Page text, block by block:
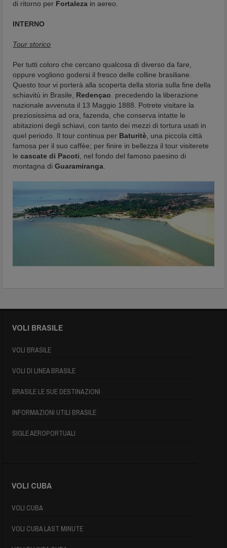
di ritorno per Fortaleza in aereo.
INTERNO
Tour storico
Per tutti coloro che cercano qualcosa di diverso da fare,
oppure vogliono godersi il fresco delle colline brasiliane.
Questo tour vi porterà alla scoperta della storia sulla fine della
schiavitù in Brasile, Redençao. precedendo la liberazione
nazionale avvenuta il 13 Maggio 1888. Potrete visitare la
preziosissima ad ora, fazenda, che conserva intatte le
abitazioni degli schiavi, con tanto dei mezzi di tortura usati in
quel periodo. Il tour continua per Baturitè, una piccola città
famosa per il suo caffèe; per finire in bellezza il tour visiterete
lecascate di Pacoti, nel fondo del famoso paesino di
montagna diGuaramiranga.
VOLI BRASILE
VOLI BRASILE
VOLI DI LINEA BRASILE
BRASILE LE SUE DESTINAZIONI
INFORMAZIONI UTILI BRASILE
SIGLE AEROPORTUALI
VOLI CUBA
VOLI CUBA
VOLI CUBA LAST MINUTE